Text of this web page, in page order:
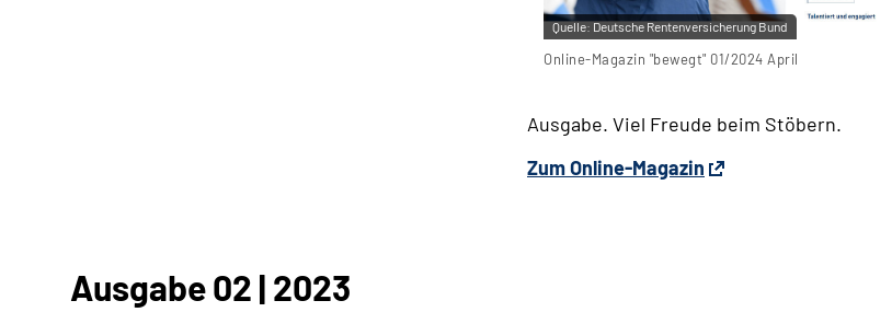
Quelle:Deutsche Rentenversicherung Bund
Online-Magazin "bewegt" 01/2024 April
Ausgabe. Viel Freude beim Stöbern.
Zum Online-Magazin
Ausgabe 02 | 2023